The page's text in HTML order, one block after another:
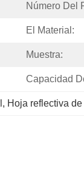
Número Del
El Material:
Muestra:
Capacidad
, Hoja reflectiva